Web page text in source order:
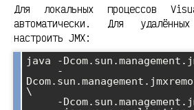
Для локальных процессов
автоматически. Для
настроить JMX:
java -
\